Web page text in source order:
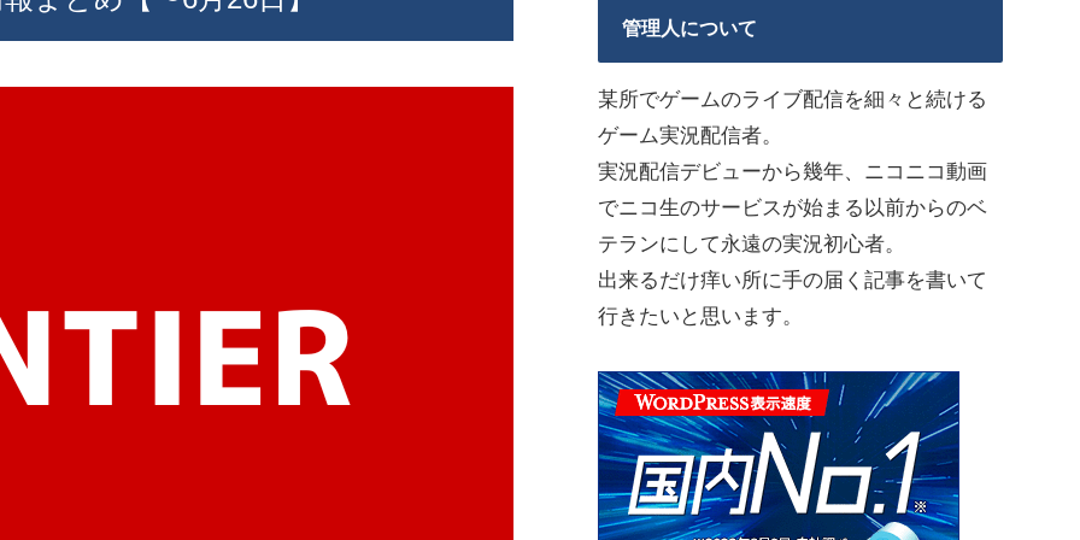
管理人について
某所でゲームのライブ配信を細々と続ける
ゲーム実況配信者。
実況配信デビューから幾年、ニコニコ動画
でニコ生のサービスが始まる以前からのベ
テランにして永遠の実況初心者。
出来るだけ痒い所に手の届く記事を書いて
行きたいと思います。